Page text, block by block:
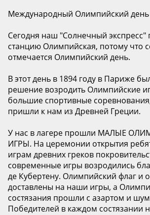
Международный Олимпийский день
Сегодня наш "Солнечный экспресс"
станцию Олимпийская, потому что
отмечается Олимпийский день.
В этот день в 1894 году в Париже
решение возродить Олимпийские
большие спортивные
пришли к нам из Древней Греции.
У нас в лагере прошли МАЛЫЕ
ИГРЫ. На церемонии открытия
играм древних греков
современные игры возродились
де Кубертену. Олимпийский флаг и
доставлены на наши игры, а
состязания прошли с азартом и
Победителей в каждом состязании